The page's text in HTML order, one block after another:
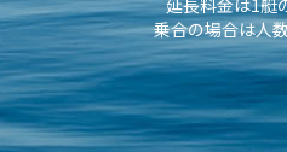
乗合の場合は人